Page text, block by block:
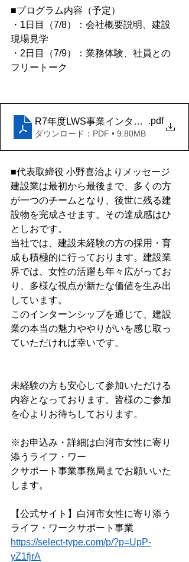
■プログラム内容（予定）
・1日目（7/8）：会社概要説明、建設
現場見学
・2日目（7/9）：業務体験、社員との
フリートーク
R7年度LWS事業インターンシップ
.pdf
ダウンロード：PDF • 9.80MB
■代表取締役 小野喜治よりメッセージ
建設業は最初から最後まで、多くの方
が一つのチームとなり、後世に残る建
設物を完成させます。その達成感はひ
としおです。
当社では、建設未経験の方の採用・育
成も積極的に行っております。建設業
界では、女性の活躍も年々広がってお
り、多様な視点が新たな価値を生み出
しています。
このインターンシップを通じて、建設
業の本当の魅力ややりがいを感じ取っ
ていただければ幸いです。
未経験の方も安心して参加いただける
内容となっております。皆様のご参加
を心よりお待ちしております。
※お申込み・詳細は白河市女性に寄り
添うライフ・ワー
クサポート事業事務局までお願いいた
します。
【公式サイト】白河市女性に寄り添う
ライフ・ワークサポート事業
https://select-type.com/p/?p=UpP-
yZ1fjrA